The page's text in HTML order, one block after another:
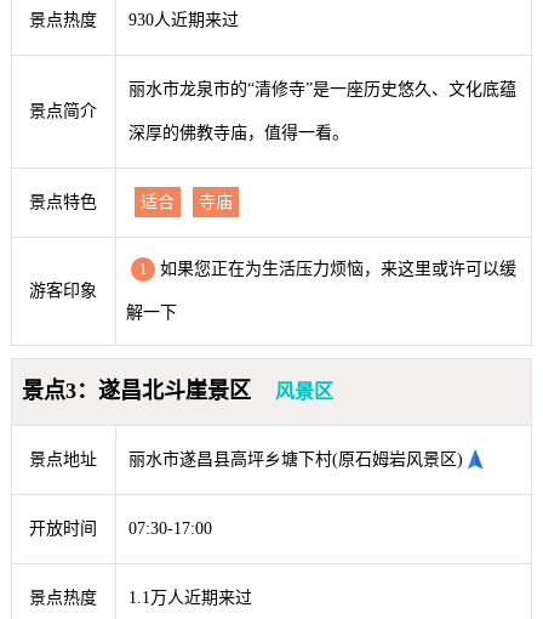
景点热度 930人近期来过
景点简介
丽水市龙泉市的“清修寺”是一座历史悠久、文化底蕴
深厚的佛教寺庙，值得一看。
景点特色 适合 寺庙
游客印象
1 如果您正在为生活压力烦恼，来这里或许可以缓
解一下
景点3：遂昌北斗崖景区 风景区
景点地址 丽水市遂昌县高坪乡塘下村(原石姆岩风景区)
开放时间 07:30-17:00
景点热度 1.1万人近期来过